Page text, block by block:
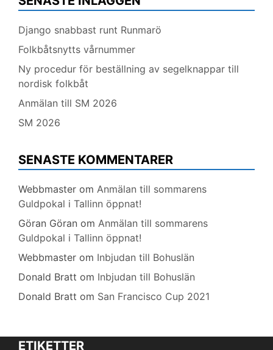
Django snabbast runt Runmarö
Folkbåtsnytts vårnummer
Ny procedur för beställning av segelknappar till
nordisk folkbåt
Anmälan till SM 2026
SM 2026
SENASTE KOMMENTARER
Webbmaster om Anmälan till sommarens
Guldpokal i Tallinn öppnat!
Göran Göran om Anmälan till sommarens
Guldpokal i Tallinn öppnat!
Webbmaster om Inbjudan till Bohuslän
Donald Bratt om Inbjudan till Bohuslän
Donald Bratt om San Francisco Cup 2021
ETIKETTER